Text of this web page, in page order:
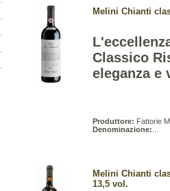
Melini Chianti
Classico
eleganza e
Produttore: Fattorie
Denominazione:
Melini Chianti
13,5 vol.